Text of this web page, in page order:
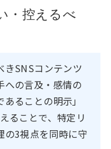
・控えるべ
きSNSコンテンツ
への言及・感情の
ることの明示」
ることで、特定リ
の3視点を同時に守